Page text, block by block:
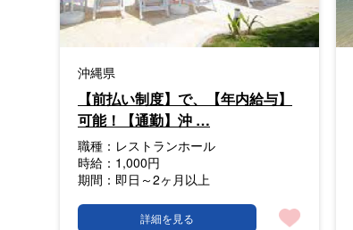
沖縄県
【前払い制度】で、【年内給与】
可能！【通勤】沖 …
職種： レストランホール
時給： 1,000円
期間： 即日～2ヶ月以上
詳細を見る